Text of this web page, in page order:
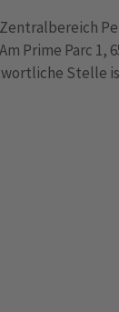
Prime Parc 1,
Stelle